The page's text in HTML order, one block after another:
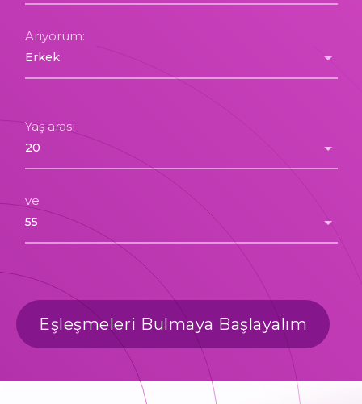
Arıyorum:
Yaş arası
ve
Eşleşmeleri Bulmaya Başlayalım